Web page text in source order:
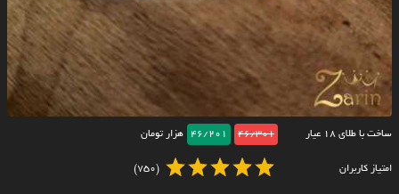
ساخت با طلای ۱۸ عیار 46/301
46/201 هزار تومان
امتیاز کاربران (750)